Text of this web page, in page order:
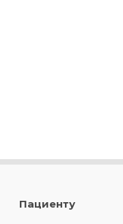
Пациенту